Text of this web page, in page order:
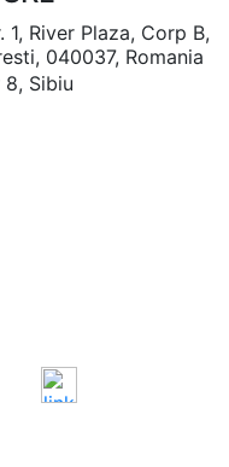
1, River Plaza, Corp B,
040037, Romania
8, Sibiu